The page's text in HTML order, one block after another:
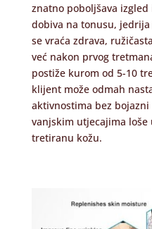
znatno poboljšava
dobiva na tonusu,
se vraća zdrava,
već nakon prvog
postiže kurom od 5-10
klijent može odmah
aktivnostima bez
vanjskim utjecajima
tretiranu kožu.